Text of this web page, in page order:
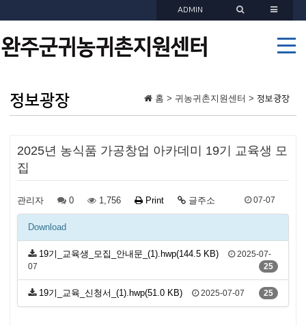
ADMIN
정보광장 홈 > 귀농귀촌지원센터 > 정보광장
2025년 농식품 가공창업 아카데미 19기 교육생 모
집
관리자 0 1,756 Print 글주소 07-07
Download
19기_교육생_모집_안내문_(1).hwp(144.5 KB)
2025-07-
07
25
19기_교육_신청서_(1).hwp(51.0 KB) 2025-07-07 25